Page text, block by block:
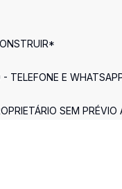
TELEFONE E
SEM PRÉVIO